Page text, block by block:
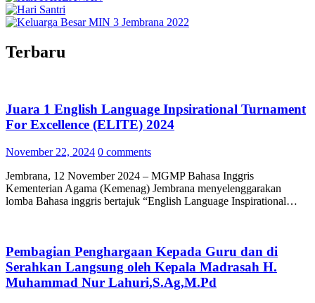
Terbaru
Juara 1 English Language Inpsirational Turnament
For Excellence (ELITE) 2024
November 22, 2024 0 comments
Jembrana, 12 November 2024 – MGMP Bahasa Inggris
Kementerian Agama (Kemenag) Jembrana menyelenggarakan
lomba Bahasa inggris bertajuk “English Language Inspirational…
Pembagian Penghargaan Kepada Guru dan di
Serahkan Langsung oleh Kepala Madrasah H.
Muhammad Nur Lahuri,S.Ag,M.Pd